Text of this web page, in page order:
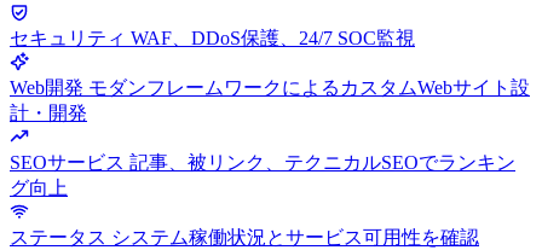
セキュリティ WAF、DDoS保護、24/7 SOC監視
Web開発 モダンフレームワークによるカスタムWebサイト設
計・開発
SEOサービス 記事、被リンク、テクニカルSEOでランキン
グ向上
ステータス システム稼働状況とサービス可用性を確認